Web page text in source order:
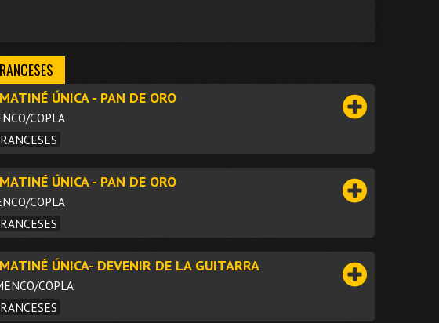
MATINÉ ÚNICA - PAN DE ORO
COPLA
MATINÉ ÚNICA - PAN DE ORO
COPLA
MATINÉ ÚNICA- DEVENIR DE LA GUITARRA
COPLA